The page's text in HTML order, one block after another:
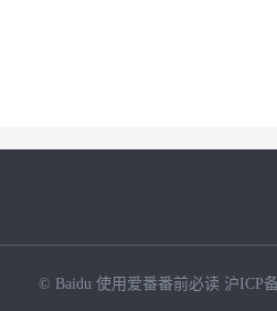
© Baidu 使用爱番番前必读 沪ICP